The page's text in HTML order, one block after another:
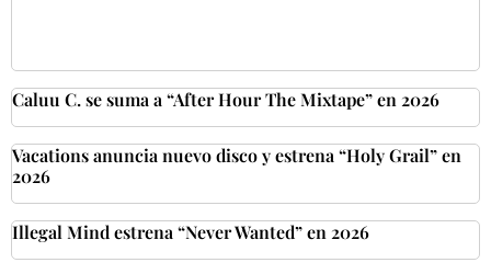
Caluu C. se suma a “After Hour The Mixtape” en 2026
Vacations anuncia nuevo disco y estrena “Holy Grail” en
2026
Illegal Mind estrena “Never Wanted” en 2026